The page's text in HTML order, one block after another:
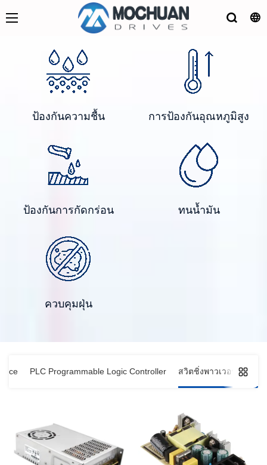
ป้องกันความชื้น การป้องกันอุณหภูมิสูง
ป้องกันการกัดกร่อน ทนน้ำมัน
ควบคุมฝุ่น
PLC Programmable Logic Controller สวิตชิ่งพาวเวอร์ซัพพลาย